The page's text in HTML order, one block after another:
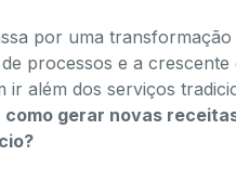
por uma transformação
processos e a
ir além dos serviços
como gerar novas